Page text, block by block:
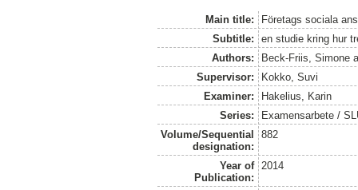
Main title:
Företags sociala
Subtitle:
en studie kring hur
Authors:
Beck-Friis, Simone
Supervisor:
Kokko, Suvi
Examiner:
Hakelius, Karin
Series:
Examensarbete /
Volume/Sequential
designation:
882
Year of
Publication:
2014